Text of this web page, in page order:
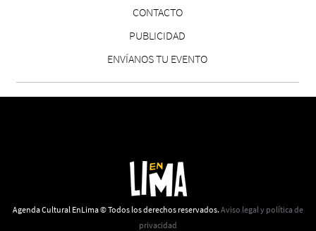
CONTACTO
PUBLICIDAD
ENVÍANOS TU EVENTO
Agenda Cultural EnLima © Todos los derechos reservados. Aviso legal y política de
privacidad